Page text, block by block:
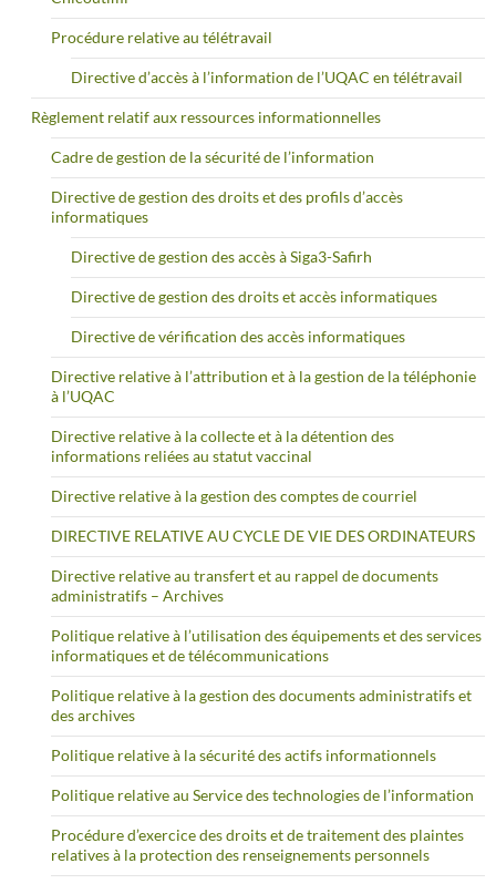
Procédure relative au télétravail
Directive d’accès à l’information de l’UQAC en télétravail
Règlement relatif aux ressources informationnelles
Cadre de gestion de la sécurité de l’information
Directive de gestion des droits et des profils d’accès
informatiques
Directive de gestion des accès à Siga3-Safirh
Directive de gestion des droits et accès informatiques
Directive de vérification des accès informatiques
Directive relative à l’attribution et à la gestion de la téléphonie
à l’UQAC
Directive relative à la collecte et à la détention des
informations reliées au statut vaccinal
Directive relative à la gestion des comptes de courriel
DIRECTIVE RELATIVE AU CYCLE DE VIE DES ORDINATEURS
Directive relative au transfert et au rappel de documents
administratifs – Archives
Politique relative à l’utilisation des équipements et des services
informatiques et de télécommunications
Politique relative à la gestion des documents administratifs et
des archives
Politique relative à la sécurité des actifs informationnels
Politique relative au Service des technologies de l’information
Procédure d’exercice des droits et de traitement des plaintes
relatives à la protection des renseignements personnels